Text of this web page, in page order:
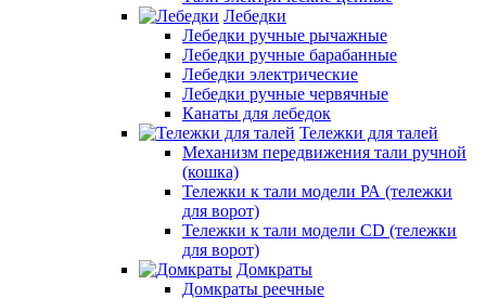
Лебедки
Лебедки ручные рычажные
Лебедки ручные барабанные
Лебедки электрические
Лебедки ручные червячные
Канаты для лебедок
Тележки для талей
Механизм передвижения тали ручной
(кошка)
Тележки к тали модели РА (тележки
для ворот)
Тележки к тали модели CD (тележки
для ворот)
Домкраты
Домкраты реечные